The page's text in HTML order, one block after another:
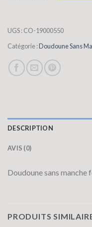
UGS :CO-19000550
Catégorie :Doudoune Sans
DESCRIPTION
AVIS (0)
Doudoune sans manche
PRODUITS